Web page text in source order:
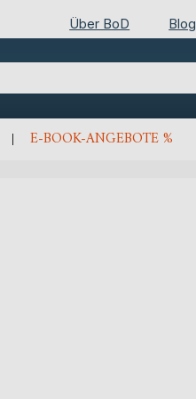
Über BoD Blog
E-BOOK-ANGEBOTE %